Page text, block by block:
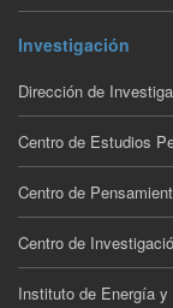
Investigación
Dirección de
Centro de Estudios
Centro de
Centro de
Instituto de Energía